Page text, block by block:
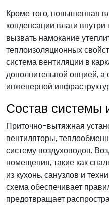
Кроме того, повышенная
конденсации влаги
вызвать намокание
теплоизоляционных
система вентиляции в
дополнительной опцией,
инженерной
Состав системы
Приточно-вытяжная
вентиляторы,
систему воздуховодов.
помещения, такие как
из кухонь, санузлов и
схема обеспечивает
предотвращает